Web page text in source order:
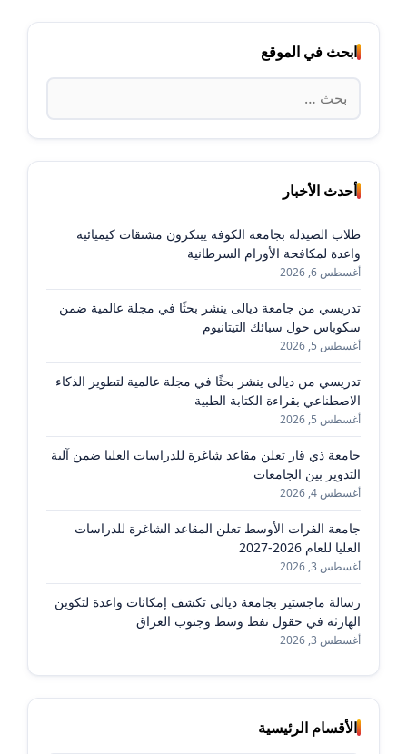
ابحث في الموقع
البحث
عن:
أحدث الأخبار
طلاب الصيدلة بجامعة الكوفة يبتكرون مشتقات كيميائية
واعدة لمكافحة الأورام السرطانية
أغسطس 6, 2026
تدريسي من جامعة ديالى ينشر بحثًا في مجلة عالمية ضمن
سكوباس حول سبائك التيتانيوم
أغسطس 5, 2026
تدريسي من ديالى ينشر بحثًا في مجلة عالمية لتطوير الذكاء
الاصطناعي بقراءة الكتابة الطبية
أغسطس 5, 2026
جامعة ذي قار تعلن مقاعد شاغرة للدراسات العليا ضمن آلية
التدوير بين الجامعات
أغسطس 4, 2026
جامعة الفرات الأوسط تعلن المقاعد الشاغرة للدراسات
العليا للعام 2026-2027
أغسطس 3, 2026
رسالة ماجستير بجامعة ديالى تكشف إمكانات واعدة لتكوين
الهارثة في حقول نفط وسط وجنوب العراق
أغسطس 3, 2026
الأقسام الرئيسية